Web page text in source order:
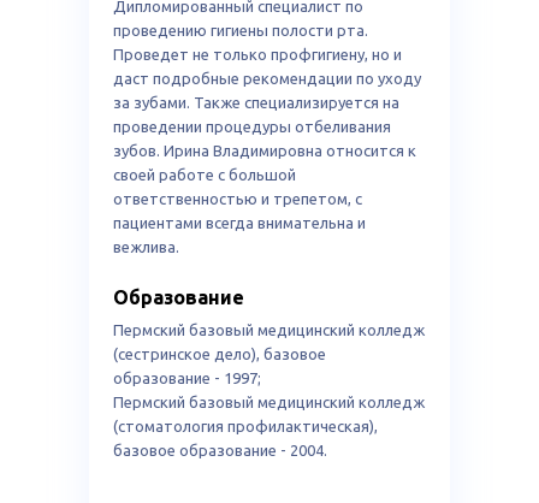
Дипломированный специалист по
проведению гигиены полости рта.
Проведет не только профгигиену, но и
даст подробные рекомендации по уходу
за зубами. Также специализируется на
проведении процедуры отбеливания
зубов. Ирина Владимировна относится к
своей работе с большой
ответственностью и трепетом, с
пациентами всегда внимательна и
вежлива.
Образование
Пермский базовый медицинский колледж
(сестринское дело), базовое
образование - 1997;
Пермский базовый медицинский колледж
(стоматология профилактическая),
базовое образование - 2004.